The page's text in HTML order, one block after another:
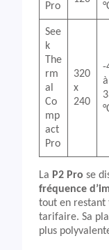
Pro
See
k
The
rm
al
Co
mp
act
Pro
320
x
240
-
à
La P2 Pro se
fréquence
tout en restant
tarifaire. Sa
plus